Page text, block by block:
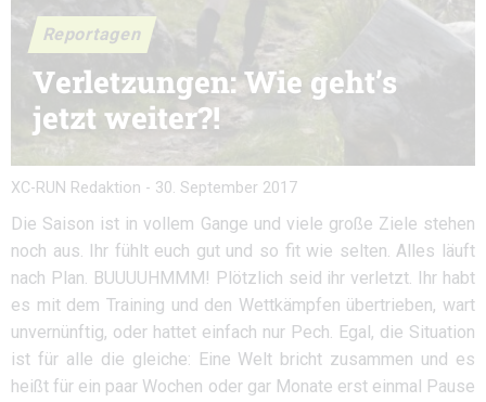
Reportagen
Verletzungen: Wie geht’s
jetzt weiter?!
XC-RUN Redaktion - 30. September 2017
Die Saison ist in vollem Gange und viele große Ziele stehen
noch aus. Ihr fühlt euch gut und so fit wie selten. Alles läuft
nach Plan. BUUUUHMMM! Plötzlich seid ihr verletzt. Ihr habt
es mit dem Training und den Wettkämpfen übertrieben, wart
unvernünftig, oder hattet einfach nur Pech. Egal, die Situation
ist für alle die gleiche: Eine Welt bricht zusammen und es
heißt für ein paar Wochen oder gar Monate erst einmal Pause